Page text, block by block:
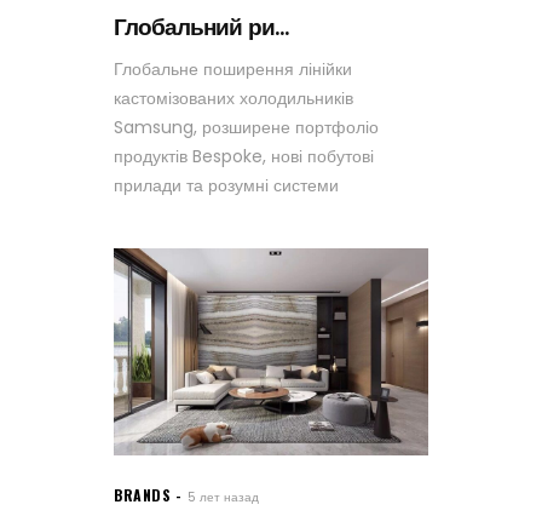
Глобальний ри...
Глобальне поширення лінійки
кастомізованих холодильників
Samsung, розширене портфоліо
продуктів Bespoke, нові побутові
прилади та розумні системи
BRANDS 5 лет назад